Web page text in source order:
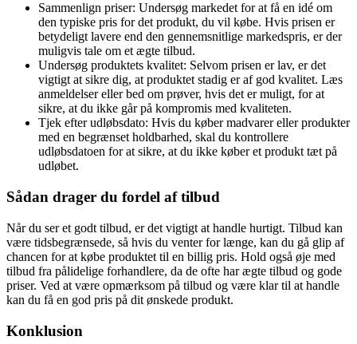
Sammenlign priser: Undersøg markedet for at få en idé om
den typiske pris for det produkt, du vil købe. Hvis prisen er
betydeligt lavere end den gennemsnitlige markedspris, er der
muligvis tale om et ægte tilbud.
Undersøg produktets kvalitet: Selvom prisen er lav, er det
vigtigt at sikre dig, at produktet stadig er af god kvalitet. Læs
anmeldelser eller bed om prøver, hvis det er muligt, for at
sikre, at du ikke går på kompromis med kvaliteten.
Tjek efter udløbsdato: Hvis du køber madvarer eller produkter
med en begrænset holdbarhed, skal du kontrollere
udløbsdatoen for at sikre, at du ikke køber et produkt tæt på
udløbet.
Sådan drager du fordel af tilbud
Når du ser et godt tilbud, er det vigtigt at handle hurtigt. Tilbud kan
være tidsbegrænsede, så hvis du venter for længe, kan du gå glip af
chancen for at købe produktet til en billig pris. Hold også øje med
tilbud fra pålidelige forhandlere, da de ofte har ægte tilbud og gode
priser. Ved at være opmærksom på tilbud og være klar til at handle
kan du få en god pris på dit ønskede produkt.
Konklusion